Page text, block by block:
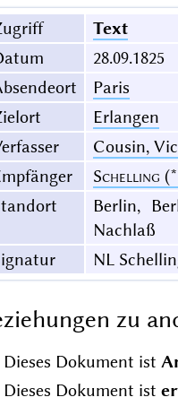
Text
28.09.1825
Paris
Erlangen
Cousin,
Schelling
Berlin,
Nachlaß
NL
zu
Dieses Dokument ist
Dieses Dokument ist